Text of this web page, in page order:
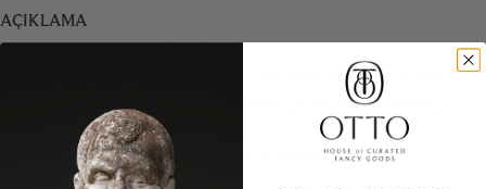
AÇIKLAMA
Timothy Oulton Rocket Sofa; kusursuz bir şekilde kıvrılarak sırt kısmında
birleşen kolçakların oluşturduğu, bir roketin gövdesini andıran belirgin ve
keskin bir tasarıma sahiptir.
Bu kanepe sizi sarmalar, rahat ettirir ve iyi hissettirir!